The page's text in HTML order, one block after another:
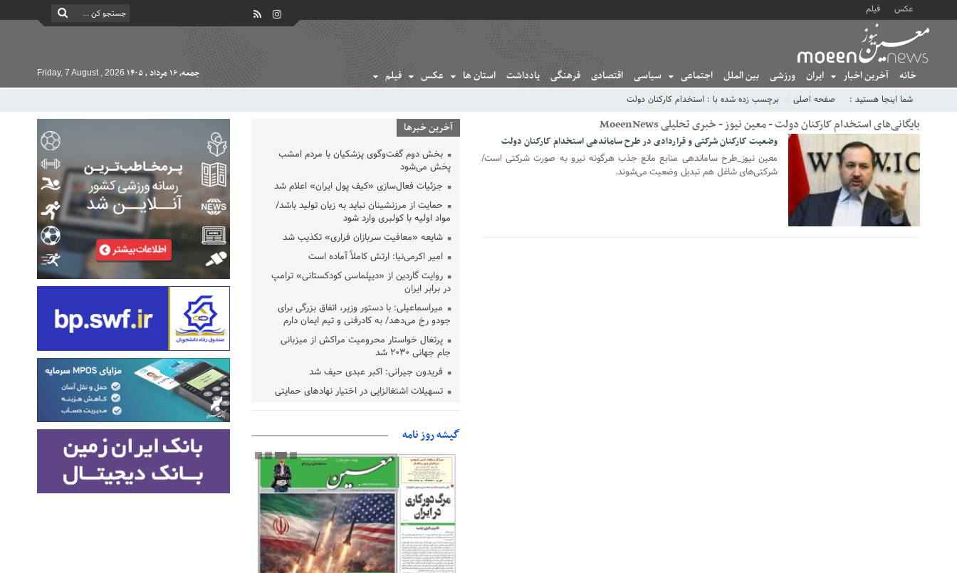
عکس فیلم
خانه آخرین اخبار ایران ورزشی بین الملل اجتماعی سیاسی اقتصادی فرهنگی یادداشت استان ها عکس فیلم جمعه, ۱۶ مرداد , ۱۴۰۵ Friday, 7 August , 2026
شما اینجا هستید : صفحه اصلی برچسب زده شده با : استخدام کارکنان دولت
بایگانی‌های استخدام کارکنان دولت - معین نیوز - خبری تحلیلی MoeenNews
22 فوریه 2021
وضعیت کارکنان شرکتی و قراردادی در طرح ساماندهی استخدام کارکنان دولت
معین نیوز_طرح ساماندهی منابع مانع جذب هرگونه نیرو به صورت شرکتی است/
شرکتی‌های شاغل هم تبدیل وضعیت می‌شوند.
آخرین خبرها
بخش دوم گفت‌وگوی پزشکیان با مردم امشب
پخش می‌شود
جزئیات فعال‌سازی «کیف پول ایران» اعلام شد
حمایت از مرزنشینان نباید به زیان تولید باشد/
مواد اولیه با کولبری وارد شود
شایعه «معافیت سربازان فراری» تکذیب شد
امیر اکرمی‌نیا: ارتش کاملاً آماده است
روایت گاردین از «دیپلماسی کودکستانی» ترامپ
در برابر ایران
میراسماعیلی: با دستور وزیر، اتفاق بزرگی برای
جودو رخ می‌دهد/ به کادرفنی و تیم ایمان دارم
پرتغال خواستار محرومیت مراکش از میزبانی
جام جهانی ۲۰۳۰ شد
فریدون جیرانی: اکبر عبدی حیف شد
تسهیلات اشتغالزایی در اختیار نهادهای حمایتی
فدراسیون فوتبال با حضور قلعه‌نویی مشخص شد
دفتر رهبر انقلاب: مطالب خارج از مراجع رسمی
فاقد سندیت است
بقائی: فضای مذاکرات فنی و سیاسی ایران و
عمان درباره تنگه هرمز، مثبت است
رئیس سازمان جهاد کشاورزی استان: کشاورزان
گیلان نسبت به دریافت یارانه کود اقدام کنند
تمدید مهلت اظهارنامه‌های مالیاتی سال ۱۴۰۴ تا
پایان شهریورماه
گیشه روز نامه